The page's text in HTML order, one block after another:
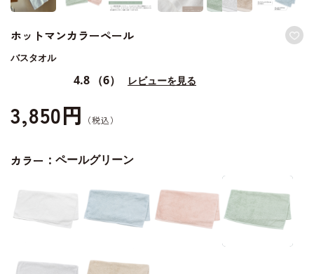
ホットマンカラーペール
バスタオル
4.8 （6） レビューを見る
3,850円
カラー： ペールグリーン